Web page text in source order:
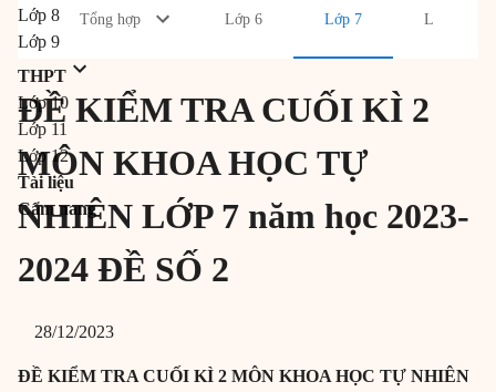
Lớp 8
Lớp 9
THPT
Lớp 10
Lớp 11
Lớp 12
Tài liệu
Cẩm nang
Tổng hợp Lớp 6 Lớp 7 Lớp 8
ĐỀ KIỂM TRA CUỐI KÌ 2
MÔN KHOA HỌC TỰ
NHIÊN LỚP 7 năm học 2023-
2024 ĐỀ SỐ 2
28/12/2023
ĐỀ KIỂM TRA CUỐI KÌ 2 MÔN KHOA HỌC TỰ NHIÊN